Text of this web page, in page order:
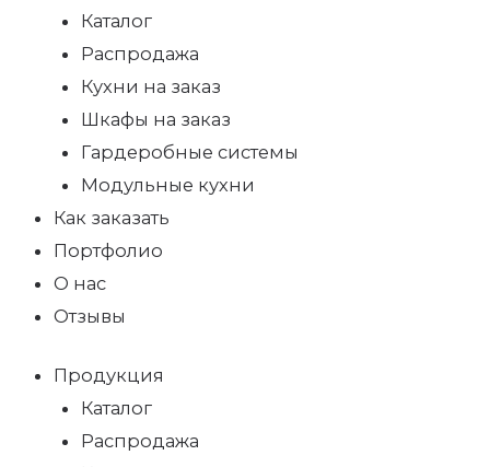
Каталог
Распродажа
Кухни на заказ
Шкафы на заказ
Гардеробные системы
Модульные кухни
Как заказать
Портфолио
О нас
Отзывы
Продукция
Каталог
Распродажа